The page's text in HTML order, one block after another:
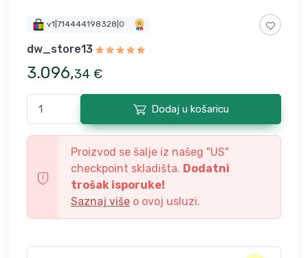
v1|714444198328|0
dw_store13
3.096,34 €
Dodaj u košaricu
Proizvod se šalje iz našeg "US"
checkpoint skladišta. Dodatni
trošak isporuke!
Saznaj više o ovoj usluzi.